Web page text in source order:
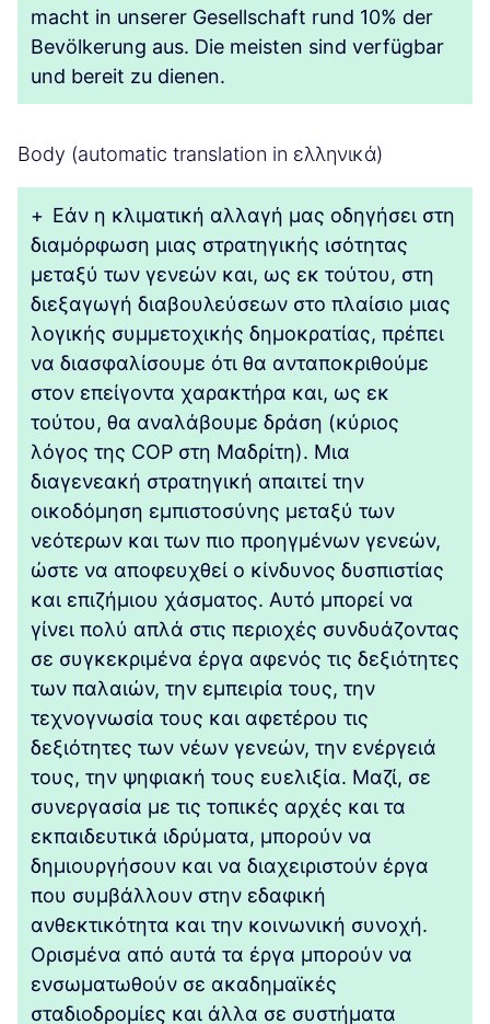
macht in unserer Gesellschaft rund 10% der
Bevölkerung aus. Die meisten sind verfügbar
und bereit zu dienen.
Body (automatic translation in ελληνικά)
+ Εάν η κλιματική αλλαγή μας οδηγήσει στη
διαμόρφωση μιας στρατηγικής ισότητας
μεταξύ των γενεών και, ως εκ τούτου, στη
διεξαγωγή διαβουλεύσεων στο πλαίσιο μιας
λογικής συμμετοχικής δημοκρατίας, πρέπει
να διασφαλίσουμε ότι θα ανταποκριθούμε
στον επείγοντα χαρακτήρα και, ως εκ
τούτου, θα αναλάβουμε δράση (κύριος
λόγος της COP στη Μαδρίτη). Μια
διαγενεακή στρατηγική απαιτεί την
οικοδόμηση εμπιστοσύνης μεταξύ των
νεότερων και των πιο προηγμένων γενεών,
ώστε να αποφευχθεί ο κίνδυνος δυσπιστίας
και επιζήμιου χάσματος. Αυτό μπορεί να
γίνει πολύ απλά στις περιοχές συνδυάζοντας
σε συγκεκριμένα έργα αφενός τις δεξιότητες
των παλαιών, την εμπειρία τους, την
τεχνογνωσία τους και αφετέρου τις
δεξιότητες των νέων γενεών, την ενέργειά
τους, την ψηφιακή τους ευελιξία. Μαζί, σε
συνεργασία με τις τοπικές αρχές και τα
εκπαιδευτικά ιδρύματα, μπορούν να
δημιουργήσουν και να διαχειριστούν έργα
που συμβάλλουν στην εδαφική
ανθεκτικότητα και την κοινωνική συνοχή.
Ορισμένα από αυτά τα έργα μπορούν να
ενσωματωθούν σε ακαδημαϊκές
σταδιοδρομίες και άλλα σε συστήματα